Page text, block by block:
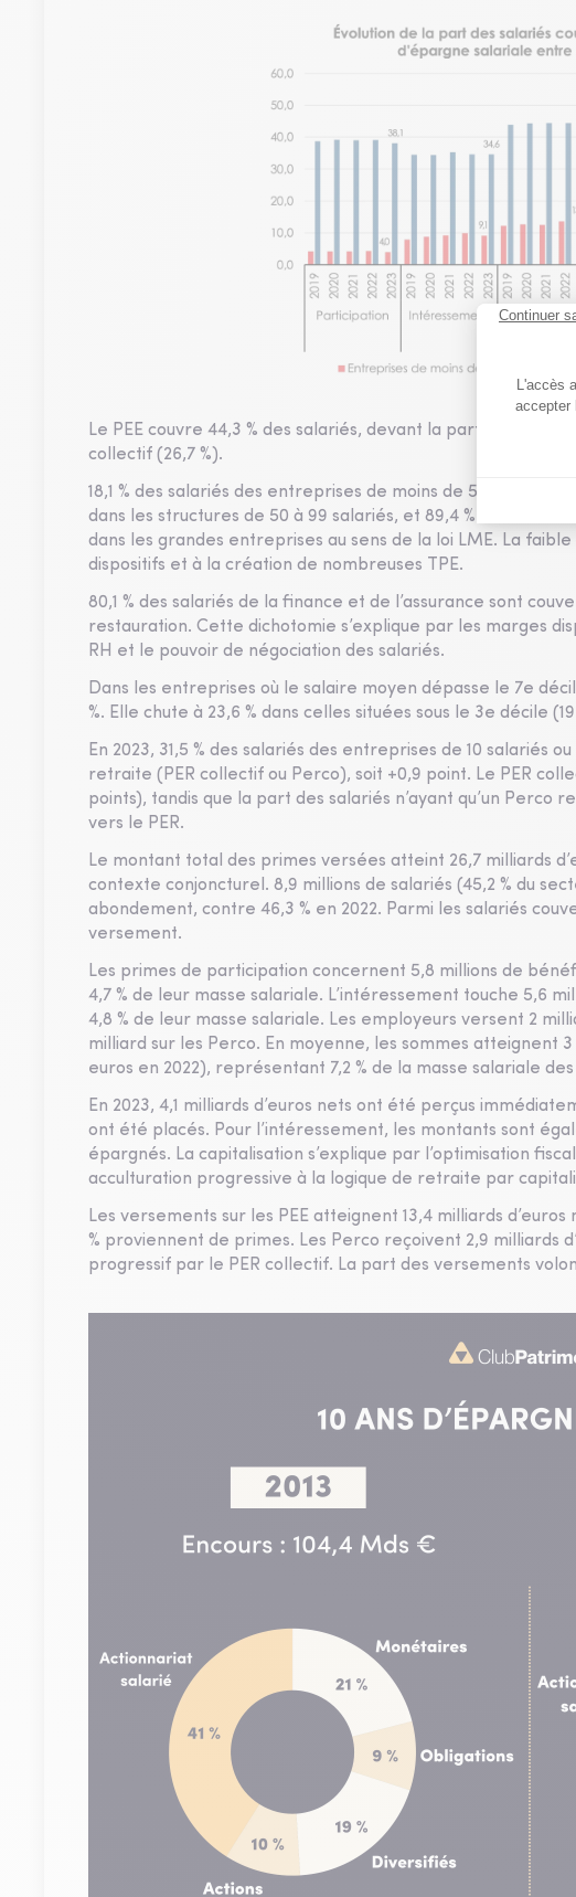
Le PEE couvre 44,3 % des salariés, devant la participation
collectif (26,7 %).
18,1 % des salariés des entreprises de moins de 50 salariés
dans les structures de 50 à 99 salariés, et 89,4 % dans celles
dans les grandes entreprises au sens de la loi LME. La
dispositifs et à la création de nombreuses TPE.
80,1 % des salariés de la finance et de l’assurance sont
restauration. Cette dichotomie s’explique par les marges
RH et le pouvoir de négociation des salariés.
Dans les entreprises où le salaire moyen dépasse le 7e
%. Elle chute à 23,6 % dans celles situées sous le 3e décile
En 2023, 31,5 % des salariés des entreprises de 10 salariés
retraite (PER collectif ou Perco), soit +0,9 point. Le PER
points), tandis que la part des salariés n’ayant qu’un Perco
vers le PER.
Le montant total des primes versées atteint 26,7 milliards
contexte conjoncturel. 8,9 millions de salariés (45,2 % du
abondement, contre 46,3 % en 2022. Parmi les salariés
versement.
Les primes de participation concernent 5,8 millions de
4,7 % de leur masse salariale. L’intéressement touche 5,6
4,8 % de leur masse salariale. Les employeurs versent 2
milliard sur les Perco. En moyenne, les sommes atteignent
euros en 2022), représentant 7,2 % de la masse salariale
En 2023, 4,1 milliards d’euros nets ont été perçus
ont été placés. Pour l’intéressement, les montants sont
épargnés. La capitalisation s’explique par l’optimisation
acculturation progressive à la logique de retraite par
Les versements sur les PEE atteignent 13,4 milliards
% proviennent de primes. Les Perco reçoivent 2,9 milliards
progressif par le PER collectif. La part des versements